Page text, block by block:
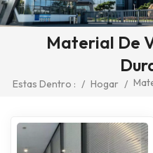
Material De
Estas Dentro : / Hogar /